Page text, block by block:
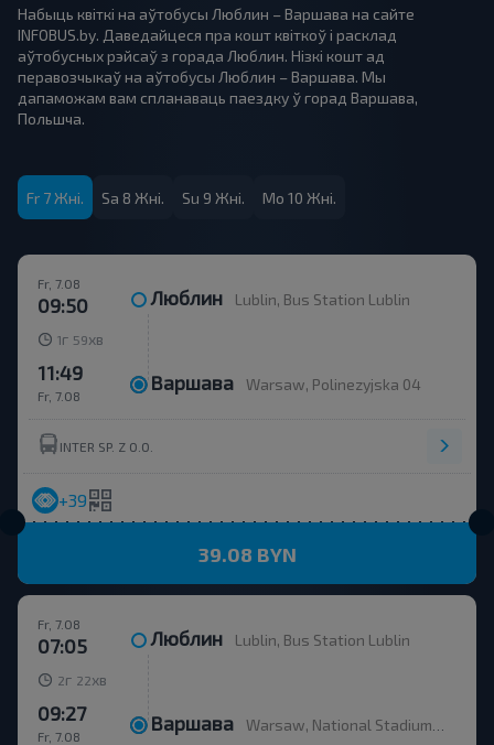
Набыць квіткі на аўтобусы Люблин – Варшава на сайте
INFOBUS.by. Даведайцеся пра кошт квіткоў і расклад
аўтобусных рэйсаў з горада Люблин. Нізкі кошт ад
перавозчыкаў на аўтобусы Люблин – Варшава. Мы
дапаможам вам спланаваць паездку ў горад Варшава,
Польшча.
Fr 7 Жні. Sa 8 Жні. Su 9 Жні. Mo 10 Жні.
Fr, 7.08
09:50 Люблин Lublin, Bus Station Lublin
1г 59 хв
Fr, 7.08
11:49 Варшава Warsaw, Polinezyjska 04
INTER SP. Z O.O.
+39
39.08 BYN
Fr, 7.08
07:05 Люблин Lublin, Bus Station Lublin
2г 22 хв
Fr, 7.08
09:27 Варшава Warsaw, National Stadium 01